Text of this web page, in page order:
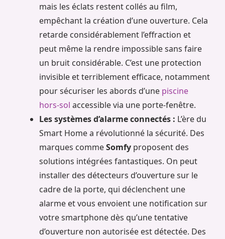
mais les éclats restent collés au film,
empêchant la création d’une ouverture. Cela
retarde considérablement l’effraction et
peut même la rendre impossible sans faire
un bruit considérable. C’est une protection
invisible et terriblement efficace, notamment
pour sécuriser les abords d’une piscine
hors-sol accessible via une porte-fenêtre.
Les systèmes d’alarme connectés : L’ère du
Smart Home a révolutionné la sécurité. Des
marques commeSomfy proposent des
solutions intégrées fantastiques. On peut
installer des détecteurs d’ouverture sur le
cadre de la porte, qui déclenchent une
alarme et vous envoient une notification sur
votre smartphone dès qu’une tentative
d’ouverture non autorisée est détectée. Des